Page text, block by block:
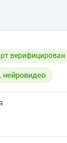
верифицирован
нейровидео